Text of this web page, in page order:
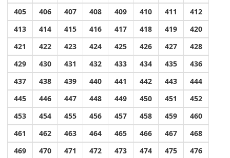
405
406 407 408 409 410 411
412
413
414 415 416 417 418 419
420
421
422 423 424 425 426 427
428
429
430 431 432 433 434 435
436
437
438 439 440 441 442 443
444
445
446 447 448 449 450 451
452
453
454 455 456 457 458 459
460
461
462 463 464 465 466 467
468
469
470 471 472 473 474 475
476